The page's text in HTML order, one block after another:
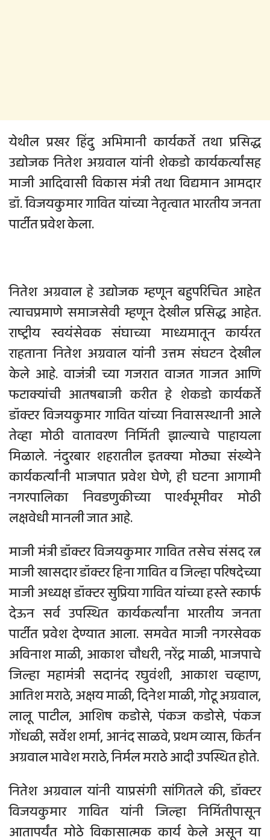
येथील प्रखर हिंदु अभिमानी कार्यकर्ते तथा प्रसिद्ध
उद्योजक नितेश अग्रवाल यांनी शेकडो कार्यकर्त्यांसह
माजी आदिवासी विकास मंत्री तथा विद्यमान आमदार
डॉ. विजयकुमार गावित यांच्या नेतृत्वात भारतीय जनता
पार्टीत प्रवेश केला.
नितेश अग्रवाल हे उद्योजक म्हणून बहुपरिचित आहेत
त्याचप्रमाणे समाजसेवी म्हणून देखील प्रसिद्ध आहेत.
राष्ट्रीय स्वयंसेवक संघाच्या माध्यमातून कार्यरत
राहताना नितेश अग्रवाल यांनी उत्तम संघटन देखील
केले आहे. वाजंत्री च्या गजरात वाजत गाजत आणि
फटाक्यांची आतषबाजी करीत हे शेकडो कार्यकर्ते
डॉक्टर विजयकुमार गावित यांच्या निवासस्थानी आले
तेव्हा मोठी वातावरण निर्मिती झाल्याचे पाहायला
मिळाले. नंदुरबार शहरातील इतक्या मोठ्या संख्येने
कार्यकर्त्यांनी भाजपात प्रवेश घेणे, ही घटना आगामी
नगरपालिका निवडणुकीच्या पार्श्वभूमीवर मोठी
लक्षवेधी मानली जात आहे.
माजी मंत्री डॉक्टर विजयकुमार गावित तसेच संसद रत्न
माजी खासदार डॉक्टर हिना गावित व जिल्हा परिषदेच्या
माजी अध्यक्ष डॉक्टर सुप्रिया गावित यांच्या हस्ते स्कार्फ
देऊन सर्व उपस्थित कार्यकर्त्यांना भारतीय जनता
पार्टीत प्रवेश देण्यात आला. समवेत माजी नगरसेवक
अविनाश माळी, आकाश चौधरी, नरेंद्र माळी, भाजपाचे
जिल्हा महामंत्री सदानंद रघुवंशी, आकाश चव्हाण,
आतिश मराठे, अक्षय माळी, दिनेश माळी, गोटू अग्रवाल,
लालू पाटील, आशिष कडोसे, पंकज कडोसे, पंकज
गोंधळी, सर्वेश शर्मा, आनंद साळवे, प्रथम व्यास, किर्तन
अग्रवाल भावेश मराठे, निर्मल मराठे आदी उपस्थित होते.
नितेश अग्रवाल यांनी याप्रसंगी सांगितले की, डॉक्टर
विजयकुमार गावित यांनी जिल्हा निर्मितीपासून
आतापर्यंत मोठे विकासात्मक कार्य केले असून या